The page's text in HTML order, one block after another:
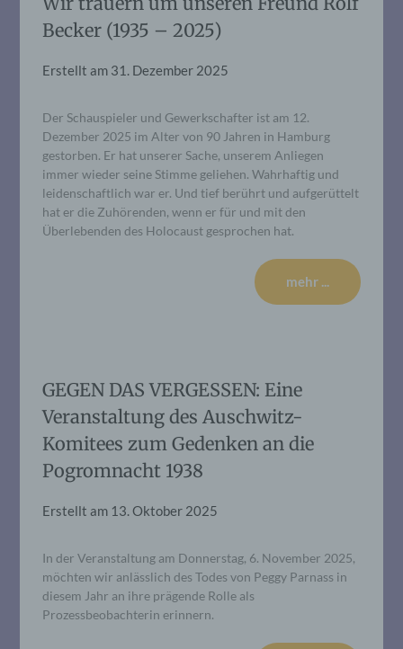
Becker (1935 – 2025)
Erstellt am 31. Dezember 2025
Der Schauspieler und Gewerkschafter ist am 12.
Dezember 2025 im Alter von 90 Jahren in Hamburg
gestorben. Er hat unserer Sache, unserem Anliegen
immer wieder seine Stimme geliehen. Wahrhaftig und
leidenschaftlich war er. Und tief berührt und aufgerüttelt
hat er die Zuhörenden, wenn er für und mit den
Überlebenden des Holocaust gesprochen hat.
mehr ...
GEGEN DAS VERGESSEN: Eine
Veranstaltung des Auschwitz-
Komitees zum Gedenken an die
Pogromnacht 1938
Erstellt am 13. Oktober 2025
In der Veranstaltung am Donnerstag, 6. November 2025,
möchten wir anlässlich des Todes von Peggy Parnass in
diesem Jahr an ihre prägende Rolle als
Prozessbeobachterin erinnern.